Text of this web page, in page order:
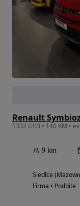
Renault
9 km
Siedlce
Firma • Podbite